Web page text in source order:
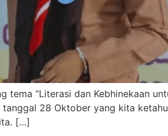
tema “Literasi dan Kebhinekaan
tanggal 28 Oktober yang kita
[…]